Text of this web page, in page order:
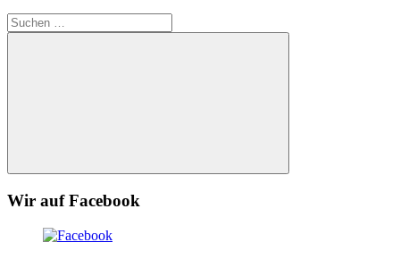
Suchen
nach:
Suchen
Wir auf Facebook